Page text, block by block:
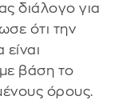
διάλογο για
ότι την
βάση το
όρους.